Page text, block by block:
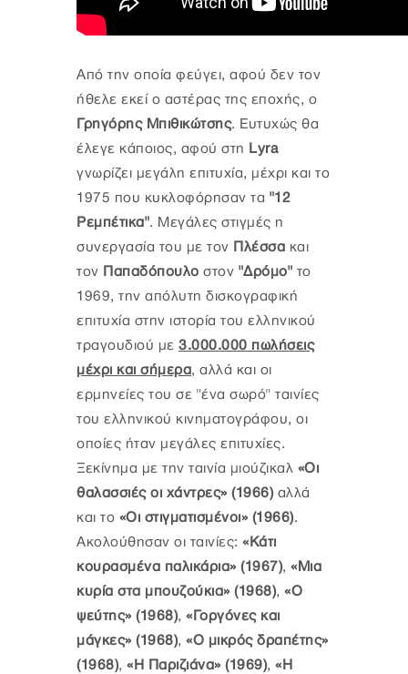
Από την οποία φεύγει, αφού δεν τον
ήθελε εκεί ο αστέρας της εποχής, ο
Γρηγόρης Μπιθικώτσης. Ευτυχώς θα
έλεγε κάποιος, αφού στη Lyra
γνωρίζει μεγάλη επιτυχία, μέχρι και το
1975 που κυκλοφόρησαν τα "12
Ρεμπέτικα". Μεγάλες στιγμές η
συνεργασία του με τον Πλέσσα και
τον Παπαδόπουλο στον "Δρόμο" το
1969, την απόλυτη δισκογραφική
επιτυχία στην ιστορία του ελληνικού
τραγουδιού με 3.000.000 πωλήσεις
μέχρι και σήμερα, αλλά και οι
ερμηνείες του σε "ένα σωρό" ταινίες
του ελληνικού κινηματογράφου, οι
οποίες ήταν μεγάλες επιτυχίες.
Ξεκίνημα με την ταινία μιούζικαλ «Οι
θαλασσιές οι χάντρες» (1966)αλλά
και το «Οι στιγματισμένοι» (1966).
Ακολούθησαν οι ταινίες: «Κάτι
κουρασμένα παλικάρια» (1967), «Μια
κυρία στα μπουζούκια» (1968), «Ο
ψεύτης» (1968), «Γοργόνες και
μάγκες» (1968), «Ο μικρός δραπέτης»
(1968), «Η Παριζιάνα» (1969), «Η